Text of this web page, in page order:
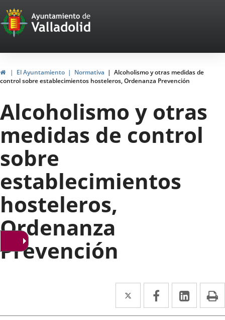
Portal
Web
del
Ayuntamiento
de
Valladolid
InicioEl Ayuntamiento Normativa
Alcoholismo y otras medidas de
control sobre establecimientos hosteleros, Ordenanza Prevención
Alcoholismo y otras
medidas de control
sobre
establecimientos
hosteleros,
Ordenanza
Prevención
Twitter
Enlace
a
Facebook
Enlace
a
Enlace
a